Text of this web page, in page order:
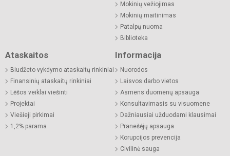
Mokinių vežiojimas
Mokinių maitinimas
Patalpų nuoma
Biblioteka
Ataskaitos
Biudžeto vykdymo ataskaitų rinkiniai
Finansinių ataskaitų rinkiniai
Lėšos veiklai viešinti
Projektai
Viešieji pirkimai
1,2% parama
Informacija
Nuorodos
Laisvos darbo vietos
Asmens duomenų apsauga
Konsultavimasis su visuomene
Dažniausiai užduodami klausimai
Pranešėjų apsauga
Korupcijos prevencija
Civilinė sauga